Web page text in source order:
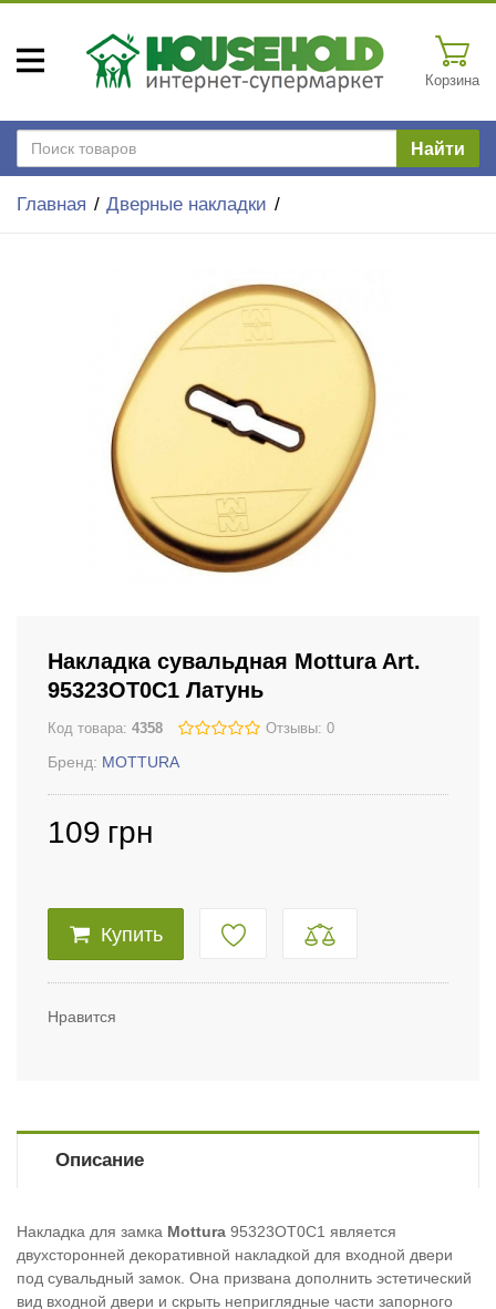
Корзина
Найти
Главная Дверные накладки
Накладка сувальдная Mottura Art.
95323OT0С1 Латунь
Код товара: 4358 Отзывы: 0
Бренд: MOTTURA
109 грн
Купить
Нравится
Описание
Накладка для замка Mottura 95323OT0С1 является
двухсторонней декоративной накладкой для входной двери
под сувальдный замок. Она призвана дополнить эстетический
вид входной двери и скрыть неприглядные части запорного